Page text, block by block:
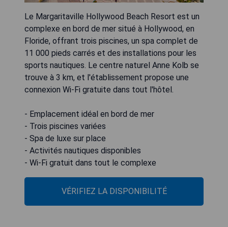
Le Margaritaville Hollywood Beach Resort est un
complexe en bord de mer situé à Hollywood, en
Floride, offrant trois piscines, un spa complet de
11 000 pieds carrés et des installations pour les
sports nautiques. Le centre naturel Anne Kolb se
trouve à 3 km, et l'établissement propose une
connexion Wi-Fi gratuite dans tout l'hôtel.
- Emplacement idéal en bord de mer
- Trois piscines variées
- Spa de luxe sur place
- Activités nautiques disponibles
- Wi-Fi gratuit dans tout le complexe
VÉRIFIEZ LA DISPONIBILITÉ